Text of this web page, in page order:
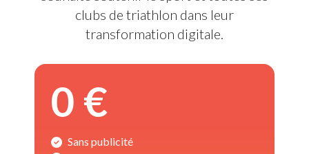
clubs de triathlon dans leur
transformation digitale.
0 €
Sans publicité